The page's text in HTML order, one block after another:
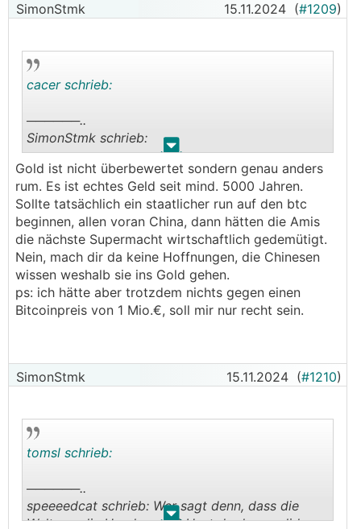
SimonStmk 15.11.2024 (#1209)
. .
cacer schrieb:
──────..
SimonStmk schrieb:
──────..
Hedensted schrieb:
──────..
cacer schrieb:
sollte die usa wirklich ne strategische reserve
aufbauen oder gar das gold in btc tauschen zur
entschuldung... den run kann sich dann keiner
nur unsere spezis hier reden sich immer noch ein,
krypto wäre böse und wir brauchen den digitalen
───────────────
Ich hab keine Bitcoins und kenn mich damit auch
vielleicht auch etwas naiv, aber - welcher Vorteil
ergibt sich für die USA als Staat in einer Bitcoin-
Gold ist nicht überbewertet sondern genau anders
rum. Es ist echtes Geld seit mind. 5000 Jahren.
Sollte tatsächlich ein staatlicher run auf den btc
beginnen, allen voran China, dann hätten die Amis
die nächste Supermacht wirtschaftlich gedemütigt.
Nein, mach dir da keine Hoffnungen, die Chinesen
wissen weshalb sie ins Gold gehen.
ps: ich hätte aber trotzdem nichts gegen einen
Bitcoinpreis von 1 Mio.€, soll mir nur recht sein.
SimonStmk 15.11.2024 (#1210)
. .
tomsl schrieb:
──────..
speeeedcat schrieb: Wer sagt denn, dass die
Welt vor die Hunde geht? Hast du dazu valide